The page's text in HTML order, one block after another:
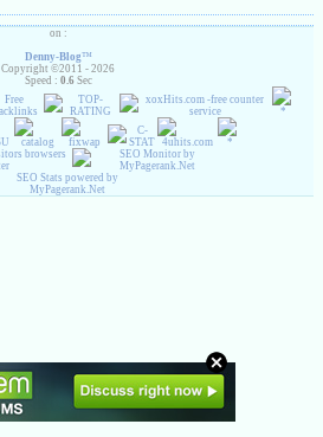
on :
Denny-Blog™
Copyright ©2011 - 2026
Speed : 0.6 Sec